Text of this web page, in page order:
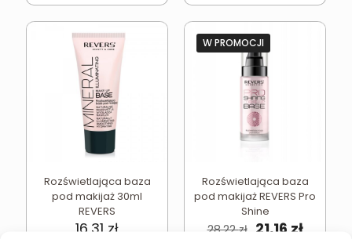
Rozświetlająca baza
pod makijaż 30ml
REVERS
16,31 zł
W PROMOCJI
Rozświetlająca baza
pod makijaż REVERS Pro
Shine
28,22zł Pierwotna
21,16 zł